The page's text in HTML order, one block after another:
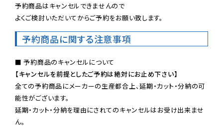
予約商品はキャンセルできませんので
よくご検討いただいてからご予約をお願い致します。
予約商品に関する注意事項
【キャンセルを前提としたご予約は絶対にお止め下さい】
全ての予約商品にメーカーの生産都合上、延期・カット・分納の可
能性がございます。
延期・カット・分納を理由にされてのキャンセルはお受け出来ませ
ん。